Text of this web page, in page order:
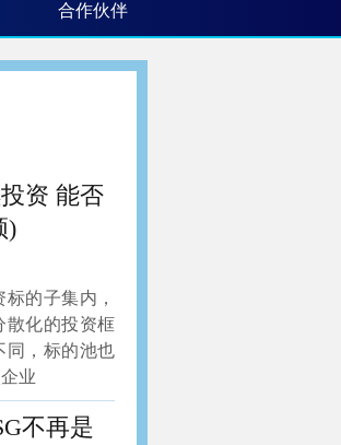
合作伙伴
资 能否
)
的子集内，
散化的投资框
同，标的池也
业
不再是